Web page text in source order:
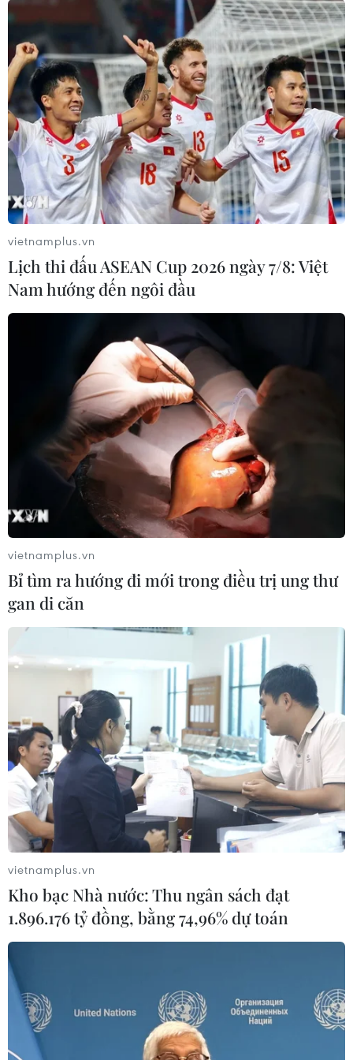
vietnamplus.vn
Lịch thi đấu ASEAN Cup 2026 ngày 7/8: Việt
Nam hướng đến ngôi đầu
vietnamplus.vn
Bỉ tìm ra hướng đi mới trong điều trị ung thư
gan di căn
vietnamplus.vn
Kho bạc Nhà nước: Thu ngân sách đạt
1.896.176 tỷ đồng, bằng 74,96% dự toán